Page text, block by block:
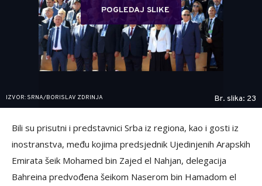
POGLEDAJ SLIKE
IZVOR: SRNA/BORISLAV ZDRINJA Br. slika: 23
Bili su prisutni i predstavnici Srba iz regiona, kao i gosti iz
inostranstva, među kojima predsjednik Ujedinjenih Arapskih
Emirata šeik Mohamed bin Zajed el Nahjan, delegacija
Bahreina predvođena šeikom Naserom bin Hamadom el